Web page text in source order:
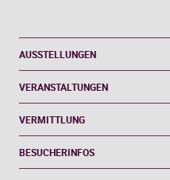
AUSSTELLUNGEN
VERANSTALTUNGEN
VERMITTLUNG
BESUCHERINFOS